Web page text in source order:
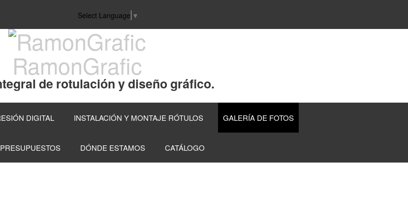
Select Language ▼
RamonGrafic
de rotulación y diseño gráfico.
DIGITAL INSTALACIÓN Y MONTAJE RÓTULOS GALERÍA DE FOTOS
DÓNDE ESTAMOS CATÁLOGO